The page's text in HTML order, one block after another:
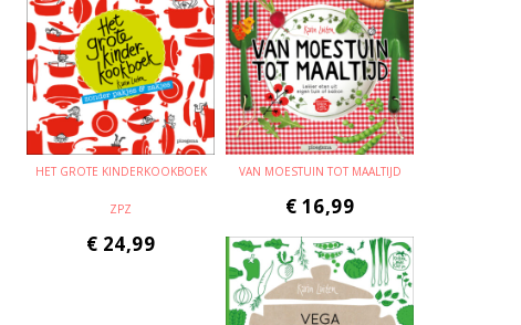
HET GROTE KINDERKOOKBOEK
ZPZ
€ 24,99
VAN MOESTUIN TOT MAALTIJD
€ 16,99